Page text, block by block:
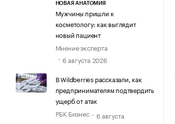
НОВАЯ АНАТОМИЯ
Мужчины пришли к
косметологу: как выглядит
новый пациент
Мнение эксперта
6 августа 2026
В Wildberries рассказали, как
предпринимателям подтвердить
ущерб от атак
РБК Бизнес
6 августа